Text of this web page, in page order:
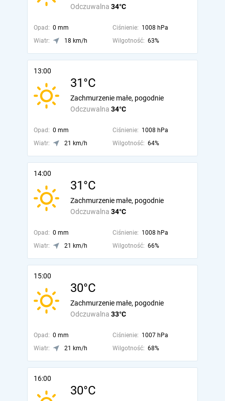
Odczuwalna 34°C
Opad: 0 mm Ciśnienie: 1008 hPa
Wiatr:
18 km/h Wilgotność: 63%
13:00
31°C
Odczuwalna 34°C
Zachmurzenie małe, pogodnie
Opad: 0 mm Ciśnienie: 1008 hPa
Wiatr:
21 km/h Wilgotność: 64%
14:00
31°C
Odczuwalna 34°C
Zachmurzenie małe, pogodnie
Opad: 0 mm Ciśnienie: 1008 hPa
Wiatr:
21 km/h Wilgotność: 66%
15:00
30°C
Odczuwalna 33°C
Zachmurzenie małe, pogodnie
Opad: 0 mm Ciśnienie: 1007 hPa
Wiatr:
21 km/h Wilgotność: 68%
16:00
30°C